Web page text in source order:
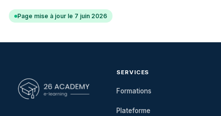
Page mise à jour le 7 juin 2026
SERVICES
Formations
Plateforme